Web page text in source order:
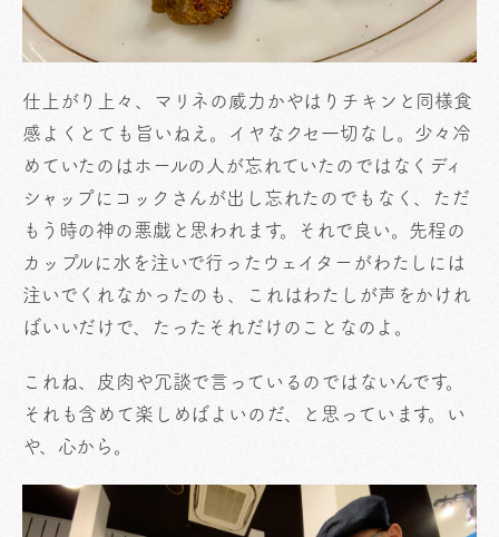
仕上がり上々、マリネの威力かやはりチキンと同様食
感よくとても旨いねえ。イヤなクセ一切なし。少々冷
めていたのはホールの人が忘れていたのではなくディ
シャップにコックさんが出し忘れたのでもなく、ただ
もう時の神の悪戯と思われます。それで良い。先程の
カップルに水を注いで行ったウェイターがわたしには
注いでくれなかったのも、これはわたしが声をかけれ
ばいいだけで、たったそれだけのことなのよ。
これね、皮肉や冗談で言っているのではないんです。
それも含めて楽しめばよいのだ、と思っています。い
や、心から。